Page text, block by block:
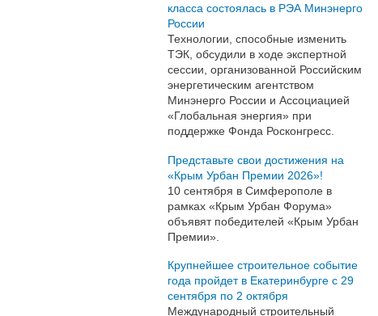
класса состоялась в РЭА Минэнерго
России
Технологии, способные изменить
ТЭК, обсудили в ходе экспертной
сессии, организованной Российским
энергетическим агентством
Минэнерго России и Ассоциацией
«Глобальная энергия» при
поддержке Фонда Росконгресс.
Представьте свои достижения на
«Крым Урбан Премии 2026»!
10 сентября в Симферополе в
рамках «Крым Урбан Форума»
объявят победителей «Крым Урбан
Премии».
Крупнейшее строительное событие
года пройдет в Екатеринбурге с 29
сентября по 2 октября
Международный строительный